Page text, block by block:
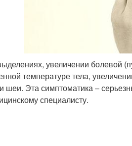
увеличении болевой
температуре тела,
и шеи. Эта симптоматика –
специалисту.